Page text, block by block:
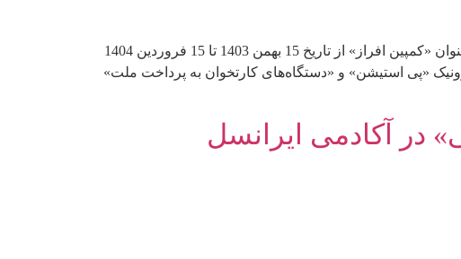
شرکت به پرداخت ملت با هدف قدردانی از تلاش‌های مستمر جایگاه‌داران گرامی سوخت، جشنواره ویژه‌ای تحت عنوان «کمپین افراز» از تاریخ 15 بهمن 1403 تا 15 فروردین 1404
«پی استیشن» و «دستگاه‌های کارتخوان به پرداخت ملت»
در آکادمی ایرانسل